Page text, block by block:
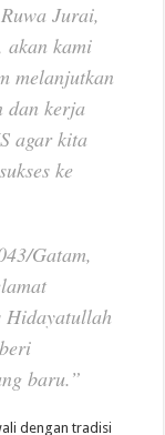
Jurai,
akan kami
melanjutkan
dan kerja
agar kita
ke
Gatam,
Hidayatullah
baru.”
dengan tradisi